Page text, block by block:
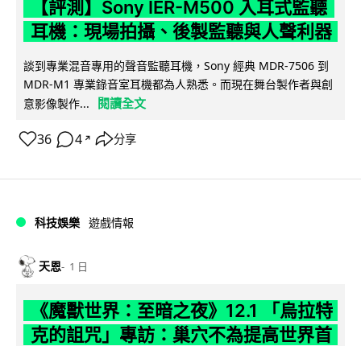
【評測】Sony IER-M500 入耳式監聽
耳機：現場拍攝、後製監聽與人聲利器
談到專業混音專用的聲音監聽耳機，Sony 經典 MDR-7506 到
MDR-M1 專業錄音室耳機都為人熟悉。而現在舞台製作者與創
意影像製作...
閱讀全文
36 4 ↗ 分享
科技娛樂 遊戲情報
天恩 1 日
《魔獸世界：至暗之夜》12.1 「烏拉特
克的詛咒」專訪：巢穴不為提高世界首